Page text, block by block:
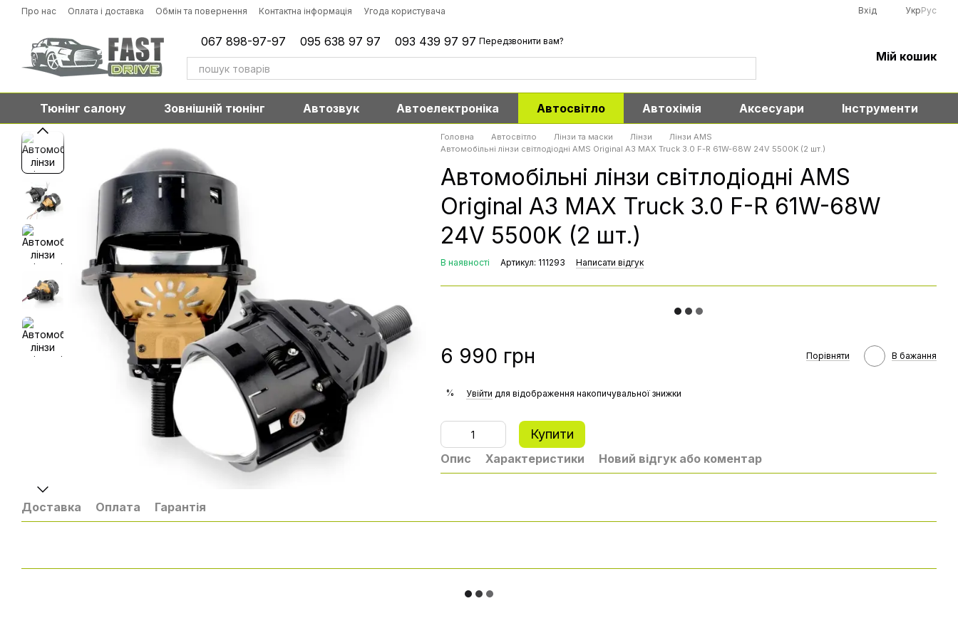
Перейти до основного контенту
Про нас Оплата і доставка Обмін та повернення Контактна інформація Угода користувача Вхід УкрРус
067 898-97-97 095 638 97 97 093 439 97 97 Передзвонити вам?
Мій кошик
Тюнінг салону Зовнішній тюнінг Автозвук Автоелектроніка Автосвітло Автохімія Аксесуари Інструменти
Головна Автосвітло Лінзи та маски Лінзи
Лінзи AMS
Автомобільні лінзи світлодіодні AMS Original A3 MAX Truck 3.0 F-R 61W-68W 24V 5500K (2 шт.)
Автомобільні лінзи світлодіодні AMS
Original A3 MAX Truck 3.0 F-R 61W-68W
24V 5500K (2 шт.)
В наявності Артикул: 111293 Написати відгук
6 990 грн Порівняти В бажання
% Увійти для відображення накопичувальної знижки
Купити
Опис Характеристики Новий відгук або коментар
Доставка Оплата Гарантія